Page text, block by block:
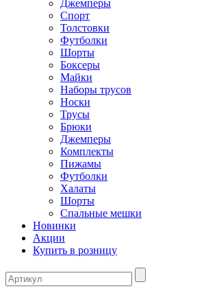
Джемперы
Спорт
Толстовки
Футболки
Шорты
Боксеры
Майки
Наборы трусов
Носки
Трусы
Брюки
Джемперы
Комплекты
Пижамы
Футболки
Халаты
Шорты
Спальные мешки
Новинки
Акции
Купить в розницу